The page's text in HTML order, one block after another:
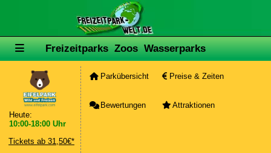
Freizeitparks Zoos Wasserparks
Heute:
10:00-18:00 Uhr
Tickets ab 31,50€*
Parkübersicht Preise & Zeiten
Bewertungen Attraktionen